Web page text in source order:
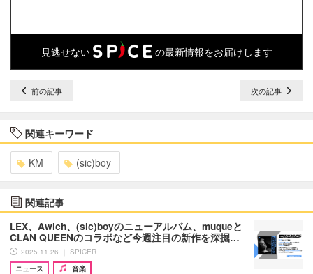
見逃せない の最新情報をお届けします
前の記事 次の記事
関連キーワード
KM (sic)boy
関連記事
LEX、Awich、(sic)boyのニューアルバム、muqueと
CLAN QUEENのコラボなど今週注目の新作を深掘…
2025.11.26 ｜ SPICER
ニュース
音楽